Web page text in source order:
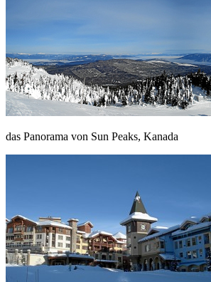
das Panorama von Sun Peaks, Kanada